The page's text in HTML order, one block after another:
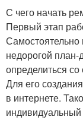
С чего начать
Первый этап
недорогой
определиться со
Для его
в интернете.
индивидуальный